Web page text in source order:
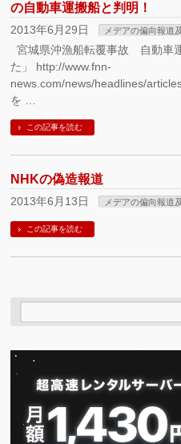
の自動車運搬船と判明！
2013年6月29日 メデアの偏向報道
宮城県沖漁船転覆事故 自動車
た」 http://www.fnn-
news.com/news/headlines/
を …
この記事を読む
NHKの偽造報道
2013年6月13日 メデアの偏向報道
この記事を読む